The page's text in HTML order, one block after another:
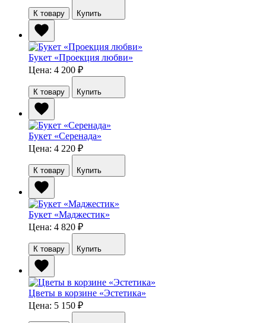
К товару Купить
Букет «Проекция любви»
Цена: 4 200 ₽
К товару Купить
Букет «Серенада»
Цена: 4 220 ₽
К товару Купить
Букет «Маджестик»
Цена: 4 820 ₽
К товару Купить
Цветы в корзине «Эстетика»
Цена: 5 150 ₽